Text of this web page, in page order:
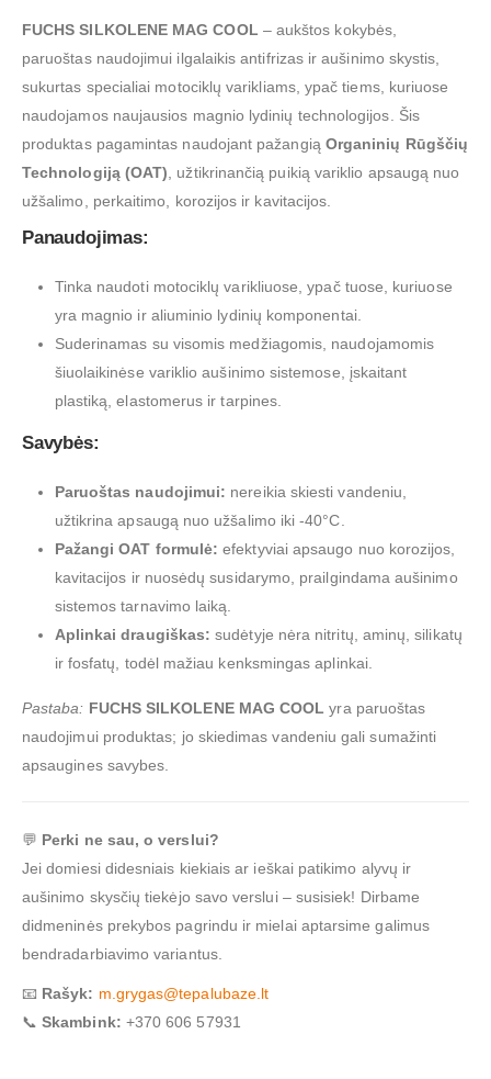
FUCHS SILKOLENE MAG COOL – aukštos kokybės,
paruoštas naudojimui ilgalaikis antifrizas ir aušinimo skystis,
sukurtas specialiai motociklų varikliams, ypač tiems, kuriuose
naudojamos naujausios magnio lydinių technologijos.
Šis
produktas pagamintas naudojant pažangią Organinių Rūgščių
Technologiją (OAT) , užtikrinančią puikią variklio apsaugą nuo
užšalimo, perkaitimo, korozijos ir kavitacijos.
Panaudojimas:
Tinka naudoti motociklų varikliuose, ypač tuose, kuriuose
yra magnio ir aliuminio lydinių komponentai.
Suderinamas su visomis medžiagomis, naudojamomis
šiuolaikinėse variklio aušinimo sistemose, įskaitant
plastiką, elastomerus ir tarpines.
Savybės:
Paruoštas naudojimui: nereikia skiesti vandeniu,
užtikrina apsaugą nuo užšalimo iki -40°C.
Pažangi OAT formulė: efektyviai apsaugo nuo korozijos,
kavitacijos ir nuosėdų susidarymo, prailgindama aušinimo
sistemos tarnavimo laiką.
Aplinkai draugiškas: sudėtyje nėra nitritų, aminų, silikatų
ir fosfatų, todėl mažiau kenksmingas aplinkai.
Pastaba: FUCHS SILKOLENE MAG COOL yra paruoštas
naudojimui produktas; jo skiedimas vandeniu gali sumažinti
apsaugines savybes.
💬 Perki ne sau, o verslui?
Jei domiesi didesniais kiekiais ar ieškai patikimo alyvų ir
aušinimo skysčių tiekėjo savo verslui – susisiek! Dirbame
didmeninės prekybos pagrindu ir mielai aptarsime galimus
bendradarbiavimo variantus.
📧 Rašyk: m.grygas@tepalubaze.lt
📞Skambink: +370 606 57931